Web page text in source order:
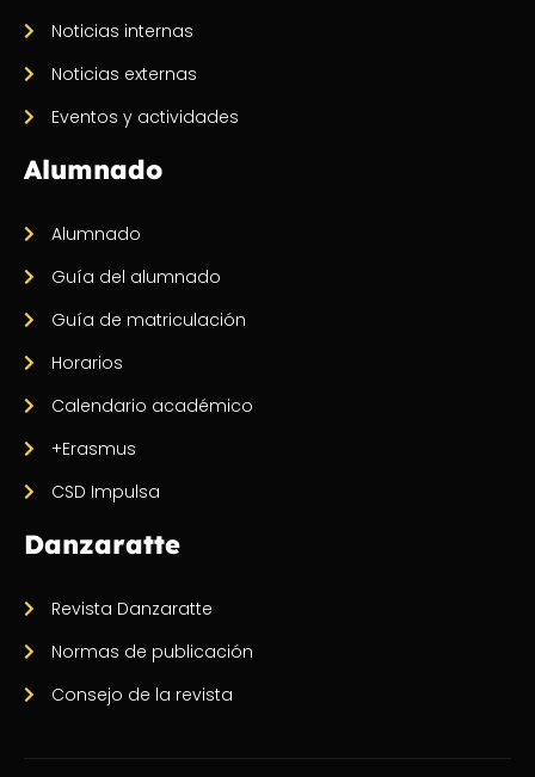
Noticias internas
Noticias externas
Eventos y actividades
Alumnado
Alumnado
Guía del alumnado
Guía de matriculación
Horarios
Calendario académico
+Erasmus
CSD Impulsa
Danzaratte
Revista Danzaratte
Normas de publicación
Consejo de la revista